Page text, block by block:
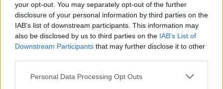
your opt-out. You may separately opt-out of the further
disclosure of your personal information by third parties on the
IAB’s list of downstream participants. This information may
also be disclosed by us to third parties on the IAB’s List of
Downstream Participants that may further disclose it to other
Please note that this website/app uses one or more Google
Personal Data Processing Opt Outs
miatt kapott hivatalos idézést.
A probléma a csütörtöki sajtónap során merült fel,
amikor mindkét pilóta a hivatalos sajtótájékoztató
sportszabályzatának B10.1.1a cikkelye alapján